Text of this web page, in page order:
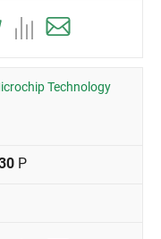
Technology
Р